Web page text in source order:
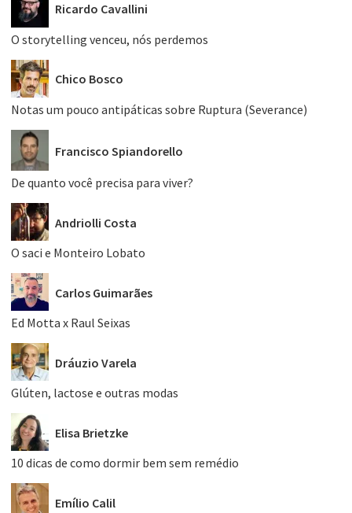
Ricardo Cavallini
O storytelling venceu, nós perdemos
Chico Bosco
Notas um pouco antipáticas sobre Ruptura (Severance)
Francisco Spiandorello
De quanto você precisa para viver?
Andriolli Costa
O saci e Monteiro Lobato
Carlos Guimarães
Ed Motta x Raul Seixas
Dráuzio Varela
Glúten, lactose e outras modas
Elisa Brietzke
10 dicas de como dormir bem sem remédio
Emílio Calil